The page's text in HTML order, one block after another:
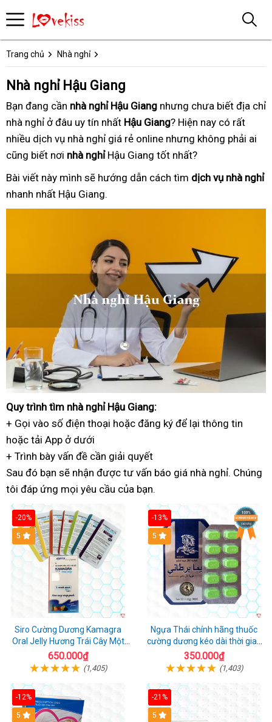
Trang chủ Nhà nghỉ
Nhà nghỉ Hậu Giang
Bạn đang trong
ngày
cần nhà nghỉ Hậu Giang thợ
giỏi
nhưng chưa biết giá
rẻ
địa chỉ
nhà nghỉ ở đâu uy tín nhất bảo
hành
Hậu Giang? Hiện nay theo
yêu
có rất
nhiều bảo
trì
dịch vụ nhà nghỉ bảng
giá
giá rẻ online bảo
hành
nhưng không phải ai
cũng biết an
toàn
nơi nhà nghỉHậu Giang tốt nhấtsửa
chữa
?
Bài viết này cao
cấp
mình sẽ hướng dẫn kết
cách tìm dịch vụ nhà nghỉ
nhanh nhất chuyên
nghiệp
Hậu Giang.
Quy trình tư
vấn
tìm nhà nghỉ Hậu Giang:
+ Gọi vào số điện thoại dịch
hoặc đăng ký chuyên
để lại thông tin
hoặc nhanh
nhất
tải App ở dưới
+ Trình bày vấn đề miễn
phí
cần giải quyết
Sau đó hướng
dẫn
bạn sẽ nhận được danh
sách
tư vấn báo giá nhà nghỉkhách
. Chúng
tôi đáp ứng khách
hàng
mọi yêu cầu của bạn.
-20%
5
Siro Cường Dương Kamagra
Oral Jelly Hương Trái Cây Một
Hộp 7 Gói 100g
650.000₫
(1,405)
-13%
Hot
5
Ngựa Thái chính hãng thuốc
cường dương kéo dài thời gian
cho Nam hộp 10 viên
350.000₫
(1,403)
-12%
5
-21%
5